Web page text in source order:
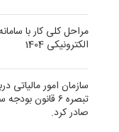
مراحل کلی کار با
الکترونیکی 1404
سازمان امور
صادر کرد.